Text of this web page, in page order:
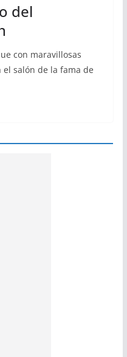
del
con maravillosas
salón de la fama de